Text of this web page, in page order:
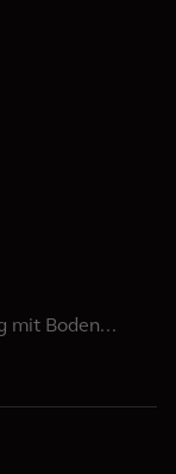
mit Boden...